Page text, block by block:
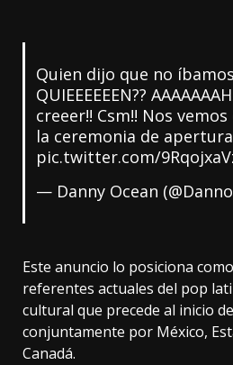
Quien dijo que no
QUIEEEEEEN??
creeer!! Csm!! Nos
la ceremonia de
pic.twitter.com/
— Danny Ocean
Este anuncio lo posiciona
referentes actuales del pop
cultural que precede al inicio
conjuntamente por México,
Canadá.